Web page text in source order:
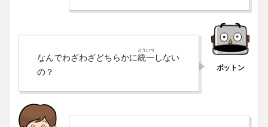
なんでわざわざどちらかに統
とう
一
いつ
しない
の？